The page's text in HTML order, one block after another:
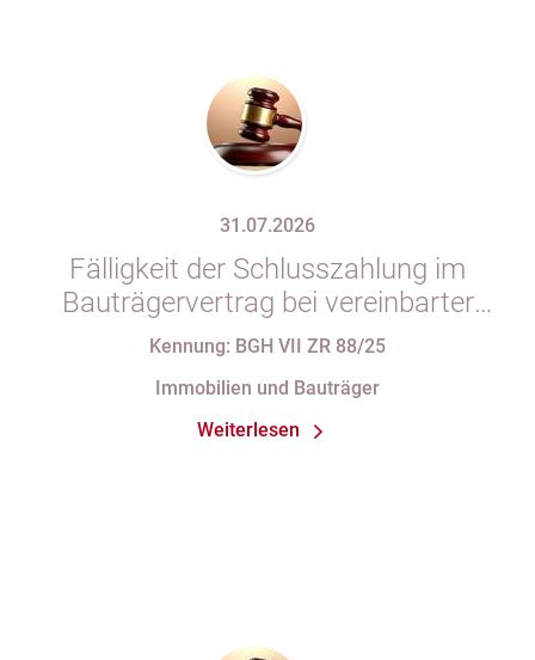
31.07.2026
Fälligkeit der Schlusszahlung im
Bauträgervertrag bei vereinbarter
Zahlung „nach vollständiger
Abnahmeprotokoll festgehaltener
Mängel am Sondereigentum
Kennung: BGH VII ZR 88/25
Immobilien und Bauträger
Weiterlesen